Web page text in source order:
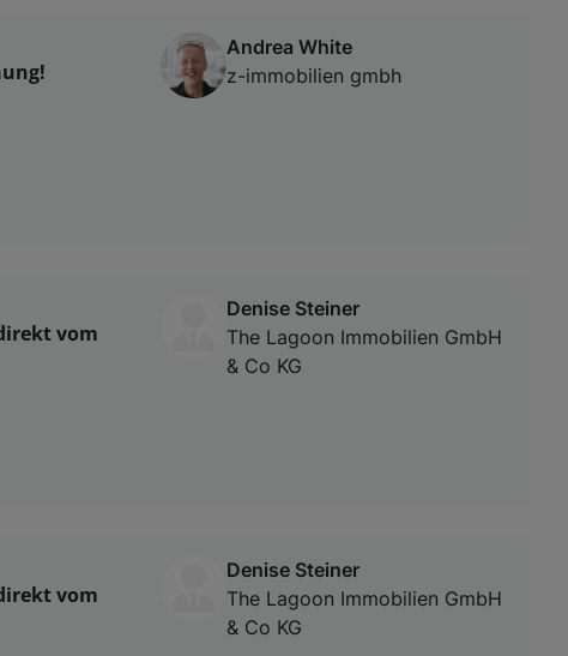
Andrea White
z-immobilien gmbh
vom
Denise Steiner
The Lagoon Immobilien GmbH
& Co KG
vom
Denise Steiner
The Lagoon Immobilien GmbH
& Co KG